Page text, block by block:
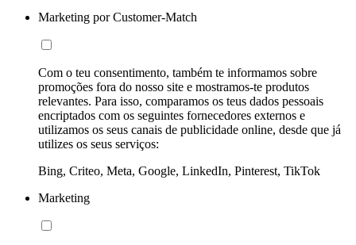
Marketing por Customer-Match
Com o teu consentimento, também te informamos sobre
promoções fora do nosso site e mostramos-te produtos
relevantes. Para isso, comparamos os teus dados pessoais
encriptados com os seguintes fornecedores externos e
utilizamos os seus canais de publicidade online, desde que já
utilizes os seus serviços:
Bing, Criteo, Meta, Google, LinkedIn, Pinterest, TikTok
Marketing